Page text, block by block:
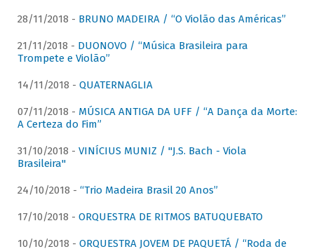
28/11/2018 - BRUNO MADEIRA / “O Violão das Américas”
21/11/2018 - DUONOVO / “Música Brasileira para
Trompete e Violão”
14/11/2018 - QUATERNAGLIA
07/11/2018 - MÚSICA ANTIGA DA UFF / “A Dança da Morte:
A Certeza do Fim”
31/10/2018 - VINÍCIUS MUNIZ / "J.S. Bach - Viola
Brasileira"
24/10/2018 - “Trio Madeira Brasil 20 Anos”
17/10/2018 - ORQUESTRA DE RITMOS BATUQUEBATO
10/10/2018 - ORQUESTRA JOVEM DE PAQUETÁ / “Roda de